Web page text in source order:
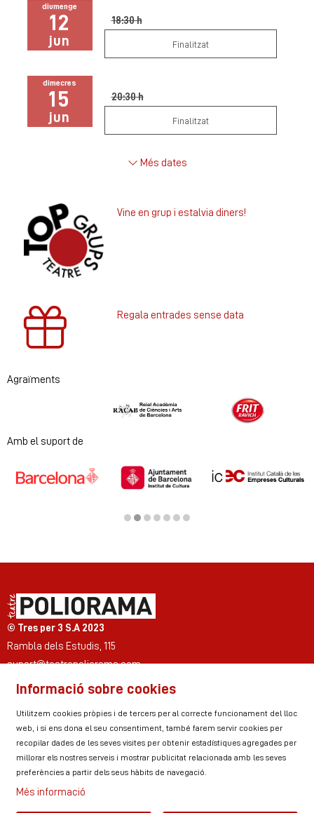
diumenge
12
jun
18:30 h
Finalitzat
dimecres
15
jun
20:30 h
Finalitzat
Més dates
Vine en grup i estalvia diners!
Regala entrades sense data
Agraïments
Diapositiva 1 de 2
Amb el suport de
© Tres per 3 S.A 2023
Rambla dels Estudis, 115
suport@teatrepoliorama.com
Link a instagram
Link a youtube
Link a twitter
Link a facebook
Link a ticktok
Link a linkedin
Sitemap Avís Legal
Ús de Cookies
Política de privacitat
Informació sobre cookies
Utilitzem cookies pròpies i de tercers per al correcte funcionament del lloc
web, i si ens dona el seu consentiment, també farem servir cookies per
recopilar dades de les seves visites per obtenir estadístiques agregades per
millorar els nostres serveis i mostrar publicitat relacionada amb les seves
preferències a partir dels seus hàbits de navegació.
Més informació